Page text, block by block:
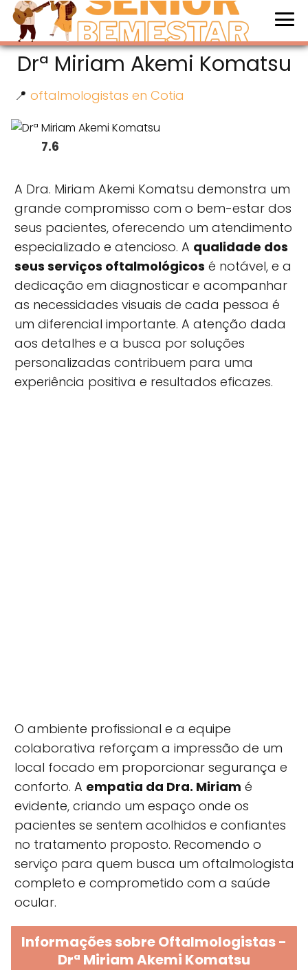
Drª Miriam Akemi Komatsu
📍 oftalmologistas en Cotia
7.6
A Dra. Miriam Akemi Komatsu demonstra um
grande compromisso com o bem-estar dos
seus pacientes, oferecendo um atendimento
especializado e atencioso. A qualidade dos
seus serviços oftalmológicos é notável, e a
dedicação em diagnosticar e acompanhar
as necessidades visuais de cada pessoa é
um diferencial importante. A atenção dada
aos detalhes e a busca por soluções
personalizadas contribuem para uma
experiência positiva e resultados eficazes.
O ambiente profissional e a equipe
colaborativa reforçam a impressão de um
local focado em proporcionar segurança e
conforto. A empatia da Dra. Miriam é
evidente, criando um espaço onde os
pacientes se sentem acolhidos e confiantes
no tratamento proposto. Recomendo o
serviço para quem busca um oftalmologista
completo e comprometido com a saúde
ocular.
Informações sobre Oftalmologistas -
Drª Miriam Akemi Komatsu